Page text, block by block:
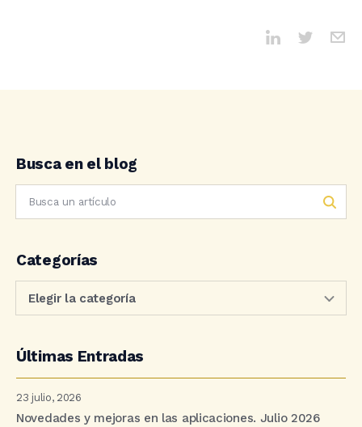
Busca en el blog
Categorías
Últimas Entradas
23 julio, 2026
Novedades y mejoras en las aplicaciones. Julio 2026